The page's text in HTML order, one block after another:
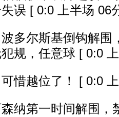
误 [ 0:0 上半场 06
尔斯基倒钩解围
规，任意球 [ 0:0
越位了！ [ 0:0 上
第一时间解围，